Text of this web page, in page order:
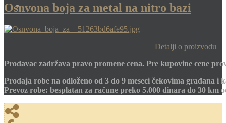
Osnvona boja za metal na nitro bazi
Detalji o proizvodu
Prodavac zadržava pravo promene cena. Pre kupovine cene
Prodaja robe na odloženo od 3 do 9 meseci čekovima građana i
Prevoz robe: besplatan za račune preko 5.000 dinara do 30 km